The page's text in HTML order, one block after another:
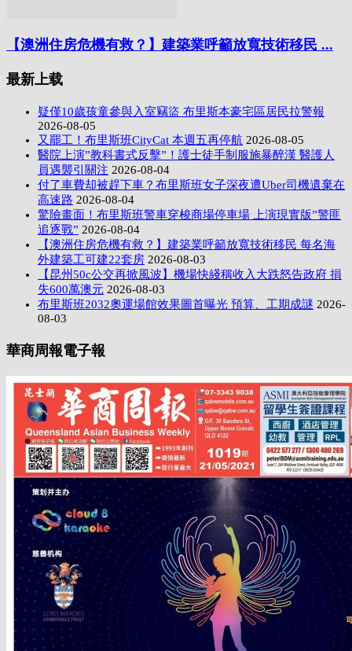
【澳洲住房危機有救？】建築業呼籲放寬技術移民 ...
最新上载
疑僅10歲孩童參與入室竊盜 布里斯本豪宅區居民拉警報
2026-08-05
又罷工！布里斯班CityCat 本週五再停航 2026-08-05
醫院上演”教科書式反擊”！護士徒手制服施暴醉漢 醫護人
員遇襲引關注 2026-08-04
付了車費却被趕下車？布里斯班女子深夜遭Uber司機遺棄在
高速路 2026-08-04
驚險畫面！布里斯班警車穿梭商場停車場 上演現實版”警匪
追逐戰” 2026-08-04
【澳洲住房危機有救？】建築業呼籲放寬技術移民 每名海
外建築工可建22套房 2026-08-03
【昆州50c公交再掀風波】機場快綫稱收入大跌怒告政府 損
失600萬澳元 2026-08-03
布里斯班2032奧運場館效果圖首曝光 預算、工期成謎 2026-
08-03
華商周報電子報